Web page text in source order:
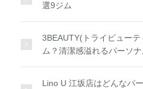
選9ジム
3BEAUTY(トライビュー
ム？清潔感溢れるパーソ
Lino U 江坂店はどんなパ